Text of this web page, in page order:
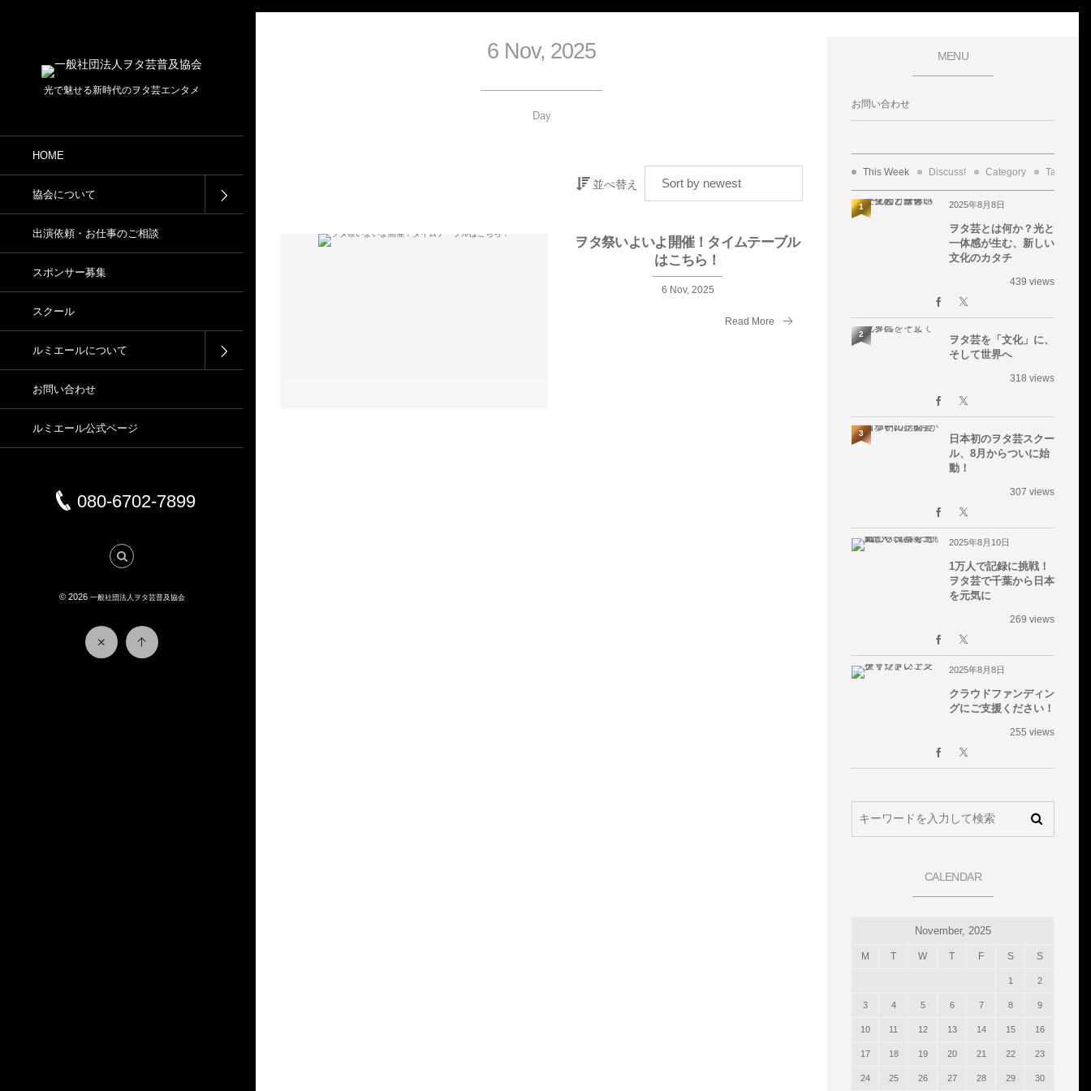
光で魅せる新時代のヲタ芸エンタメ
HOME
協会について
出演依頼・お仕事のご相談
スポンサー募集
スクール
ルミエールについて
お問い合わせ
ルミエール公式ページ
080-6702-7899
© 2026 一般社団法人ヲタ芸普及協会
6 Nov, 2025
Day
並べ替え
ヲタ祭いよいよ開催！タイムテーブル
はこちら！
6 Nov, 2025
Read More
MENU
お問い合わせ
This Week Discuss! Category Tags
2025年8月8日
ヲタ芸とは何か？光と
一体感が生む、新しい
文化のカタチ
439 views
1
ヲタ芸を「文化」に、
そして世界へ
318 views
2
日本初のヲタ芸スクー
ル、8月からついに始
動！
307 views
3
2025年8月10日
1万人で記録に挑戦！
ヲタ芸で千葉から日本
を元気に
269 views
4
2025年8月8日
クラウドファンディン
グにご支援ください！
255 views
5
CALENDAR
November, 2025
M T W T F S S
1 2
3 4 5 6 7 8 9
10 11 12 13 14 15 16
17 18 19 20 21 22 23
24 25 26 27 28 29 30